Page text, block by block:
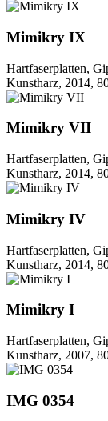
Mimikry IX
Hartfaserplatten,
Kunstharz, 2014,
Mimikry VII
Hartfaserplatten,
Kunstharz, 2014,
Mimikry IV
Hartfaserplatten,
Kunstharz, 2014,
Mimikry I
Hartfaserplatten,
Kunstharz, 2007,
IMG 0354